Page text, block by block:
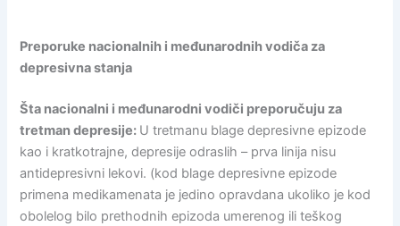
Preporuke nacionalnih i međunarodnih vodiča za
depresivna stanja
Šta nacionalni i međunarodni vodiči preporučuju za
tretman depresije: U tretmanu blage depresivne epizode
kao i kratkotrajne, depresije odraslih – prva linija nisu
antidepresivni lekovi. (kod blage depresivne epizode
primena medikamenata je jedino opravdana ukoliko je kod
obolelog bilo prethodnih epizoda umerenog ili teškog